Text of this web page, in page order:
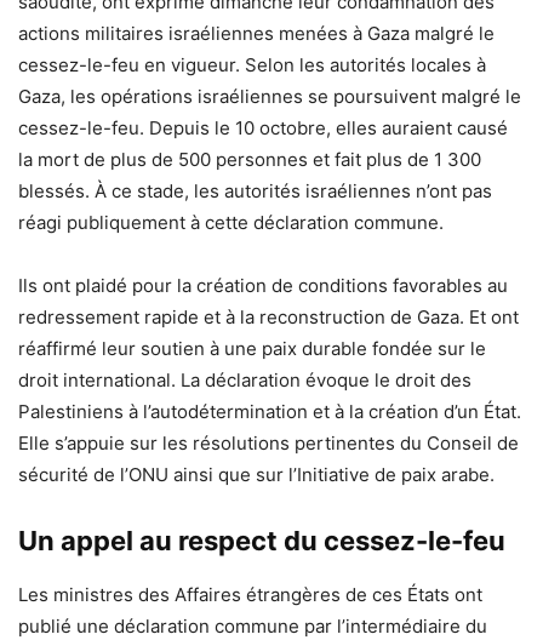
actions militaires israéliennes menées à Gaza malgré le
cessez-le-feu en vigueur. Selon les autorités locales à
Gaza, les opérations israéliennes se poursuivent malgré le
cessez-le-feu. Depuis le 10 octobre, elles auraient causé
la mort de plus de 500 personnes et fait plus de 1 300
blessés. À ce stade, les autorités israéliennes n’ont pas
réagi publiquement à cette déclaration commune.
Ils ont plaidé pour la création de conditions favorables au
redressement rapide et à la reconstruction de Gaza. Et ont
réaffirmé leur soutien à une paix durable fondée sur le
droit international. La déclaration évoque le droit des
Palestiniens à l’autodétermination et à la création d’un État.
Elle s’appuie sur les résolutions pertinentes du Conseil de
sécurité de l’ONU ainsi que sur l’Initiative de paix arabe.
Un appel au respect du cessez-le-feu
Les ministres des Affaires étrangères de ces États ont
publié une déclaration commune par l’intermédiaire du